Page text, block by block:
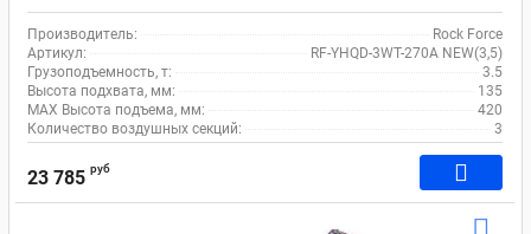
Производитель:
Rock Force
Артикул:
RF-YHQD-3WT-270A NEW(3,5)
Грузоподъемность, т:
3.5
Высота подхвата, мм:
135
MAX Высота подъема, мм:
420
Количество воздушных секций:
3
23 785 руб